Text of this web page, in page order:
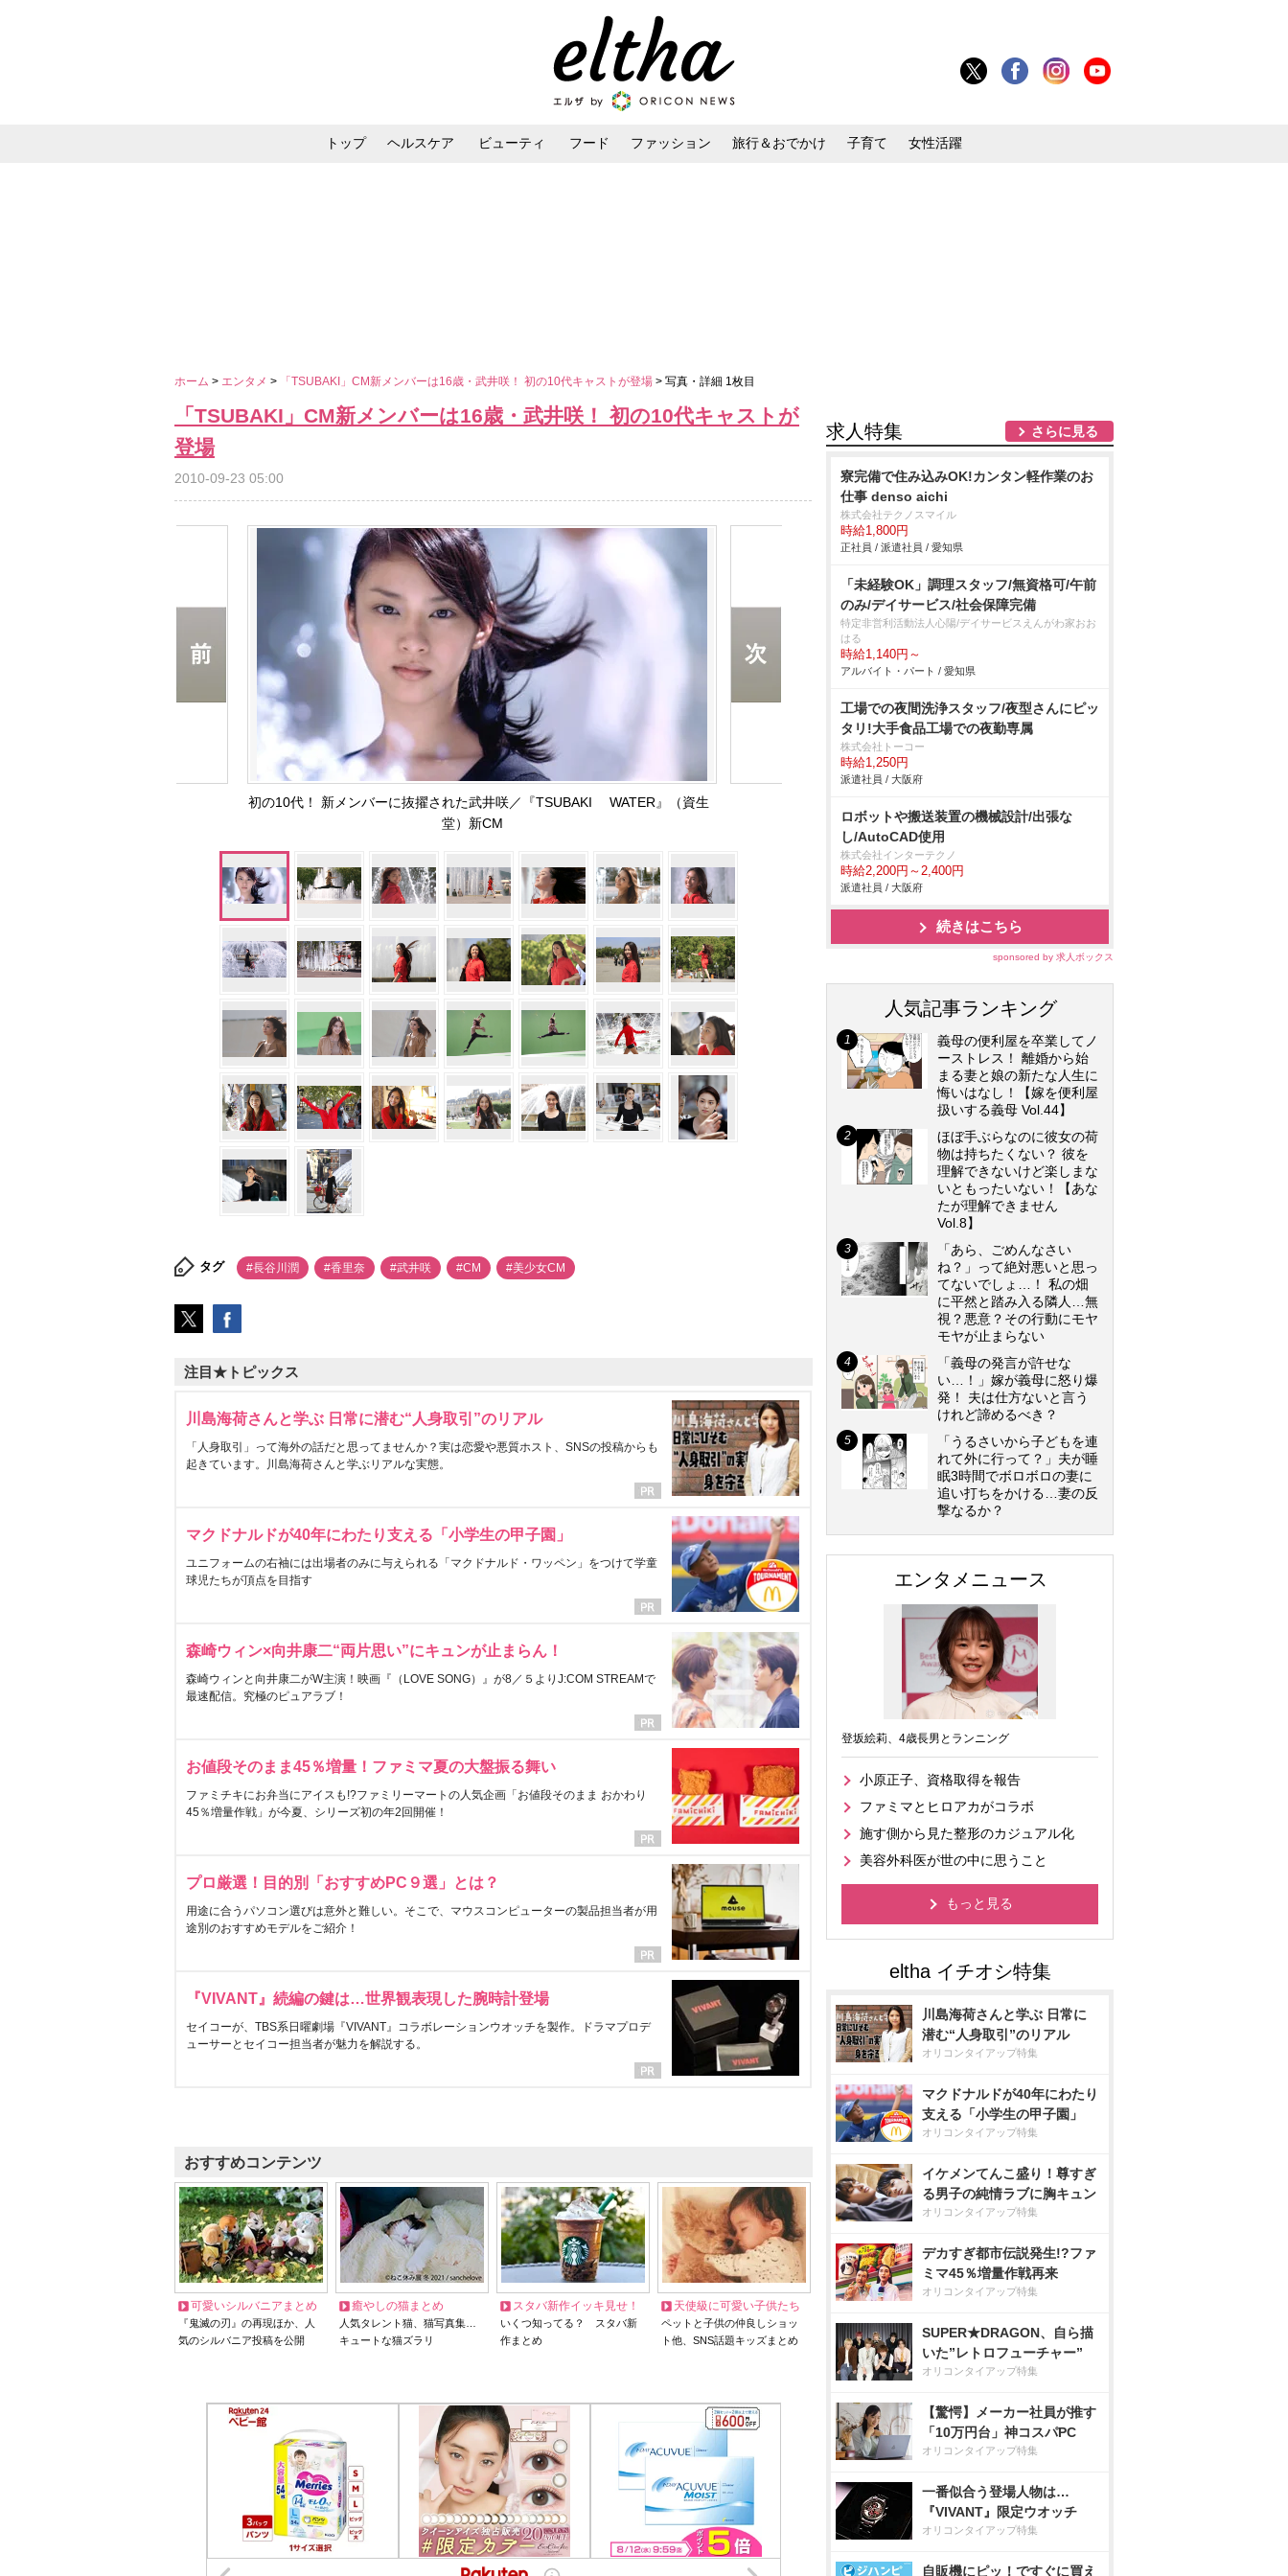
トップ ヘルスケア ビューティ フード ファッション 旅行＆おでかけ 子育て 女性活躍
ホーム > エンタメ > 「TSUBAKI」CM新メンバーは16歳・武井咲！ 初の10代キャストが登場 > 写真・詳細 1枚目
「TSUBAKI」CM新メンバーは16歳・武井咲！ 初の10代キャストが
登場
2010-09-23 05:00
初の10代！ 新メンバーに抜擢された武井咲／『TSUBAKI WATER』（資生
堂）新CM
タグ #長谷川潤 #香里奈 #武井咲 #CM #美少女CM
注目★トピックス
川島海荷さんと学ぶ 日常に潜む“人身取引”のリアル
「人身取引」って海外の話だと思ってませんか？実は恋愛や悪質ホスト、SNSの投稿からも
起きています。川島海荷さんと学ぶリアルな実態。
マクドナルドが40年にわたり支える「小学生の甲子園」
ユニフォームの右袖には出場者のみに与えられる「マクドナルド・ワッペン」をつけて学童
球児たちが頂点を目指す
森崎ウィン×向井康二“両片思い”にキュンが止まらん！
森崎ウィンと向井康二がW主演！映画『（LOVE SONG）』が8／５よりJ:COM STREAMで
最速配信。究極のピュアラブ！
お値段そのまま45％増量！ファミマ夏の大盤振る舞い
ファミチキにお弁当にアイスも!?ファミリーマートの人気企画「お値段そのまま おかわり
45％増量作戦」が今夏、シリーズ初の年2回開催！
プロ厳選！目的別「おすすめPC９選」とは？
用途に合うパソコン選びは意外と難しい。そこで、マウスコンピューターの製品担当者が用
途別のおすすめモデルをご紹介！
『VIVANT』続編の鍵は…世界観表現した腕時計登場
セイコーが、TBS系日曜劇場『VIVANT』コラボレーションウオッチを製作。ドラマプロデ
ューサーとセイコー担当者が魅力を解説する。
おすすめコンテンツ
可愛いシルバニアまとめ
『鬼滅の刃』の再現ほか、人
気のシルバニア投稿を公開
癒やしの猫まとめ
人気タレント猫、猫写真集…
キュートな猫ズラリ
スタバ新作イッキ見せ！
いくつ知ってる？ スタバ新
作まとめ
天使級に可愛い子供たち
ペットと子供の仲良しショッ
ト他、SNS話題キッズまとめ
求人特集 さらに見る
寮完備で住み込みOK!カンタン軽作業のお
仕事 denso aichi
株式会社テクノスマイル
時給1,800円
正社員 / 派遣社員 / 愛知県
「未経験OK」調理スタッフ/無資格可/午前
のみ/デイサービス/社会保障完備
特定非営利活動法人心陽/デイサービスえんがわ家おお
はる
時給1,140円～
アルバイト・パート / 愛知県
工場での夜間洗浄スタッフ/夜型さんにピッ
タリ!大手食品工場での夜勤専属
株式会社トーコー
時給1,250円
派遣社員 / 大阪府
ロボットや搬送装置の機械設計/出張な
し/AutoCAD使用
株式会社インターテクノ
時給2,200円～2,400円
派遣社員 / 大阪府
続きはこちら
sponsored by 求人ボックス
人気記事ランキング
義母の便利屋を卒業してノ
ーストレス！ 離婚から始
まる妻と娘の新たな人生に
悔いはなし！【嫁を便利屋
扱いする義母 Vol.44】
ほぼ手ぶらなのに彼女の荷
物は持ちたくない？ 彼を
理解できないけど楽しまな
いともったいない！【あな
たが理解できません
Vol.8】
「あら、ごめんなさい
ね？」って絶対悪いと思っ
てないでしょ…！ 私の畑
に平然と踏み入る隣人…無
視？悪意？その行動にモヤ
モヤが止まらない
「義母の発言が許せな
い…！」嫁が義母に怒り爆
発！ 夫は仕方ないと言う
けれど諦めるべき？
「うるさいから子どもを連
れて外に行って？」夫が睡
眠3時間でボロボロの妻に
追い打ちをかける…妻の反
撃なるか？
エンタメニュース
登坂絵莉、4歳長男とランニング
小原正子、資格取得を報告
ファミマとヒロアカがコラボ
施す側から見た整形のカジュアル化
美容外科医が世の中に思うこと
もっと見る
川島海荷さんと学ぶ 日常に
潜む“人身取引”のリアル
オリコンタイアップ特集
マクドナルドが40年にわたり
支える「小学生の甲子園」
オリコンタイアップ特集
イケメンてんこ盛り！尊すぎ
る男子の純情ラブに胸キュン
オリコンタイアップ特集
デカすぎ都市伝説発生!?ファ
ミマ45％増量作戦再来
オリコンタイアップ特集
SUPER★DRAGON、自ら描
いた”レトロフューチャー”
オリコンタイアップ特集
【驚愕】メーカー社員が推す
「10万円台」神コスパPC
オリコンタイアップ特集
一番似合う登場人物は…
『VIVANT』限定ウオッチ
オリコンタイアップ特集
自販機にピッ！ですぐに買え